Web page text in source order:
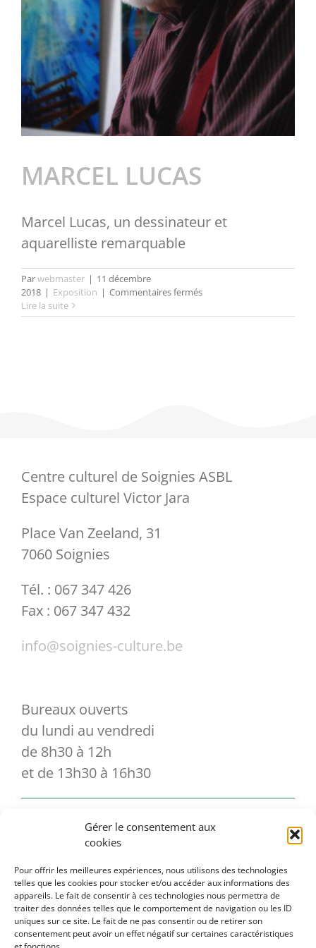
Gérer le consentement aux
cookies
Pour offrir les meilleures expériences, nous utilisons des technologies
telles que les cookies pour stocker et/ou accéder aux informations des
appareils. Le fait de consentir à ces technologies nous permettra de
traiter des données telles que le comportement de navigation ou les ID
uniques sur ce site. Le fait de ne pas consentir ou de retirer son
consentement peut avoir un effet négatif sur certaines caractéristiques
Partenaires
Liens
MARCEL LUCAS
Marcel Lucas, un dessinateur et
aquarelliste remarquable
Parwebmaster | 11 décembre
2018 | Exposition | Commentaires ferméssur
LUCAS
Lire la suite
Centre culturel de Soignies ASBL
Espace culturel Victor Jara
Place Van Zeeland, 31
7060 Soignies
Tél. : 067 347 426
Fax : 067 347 432
info@soignies-culture.be
Bureaux ouverts
du lundi au vendredi
de 8h30 à 12h
et de 13h30 à 16h30
Vous souhaitez vous abonner à notre